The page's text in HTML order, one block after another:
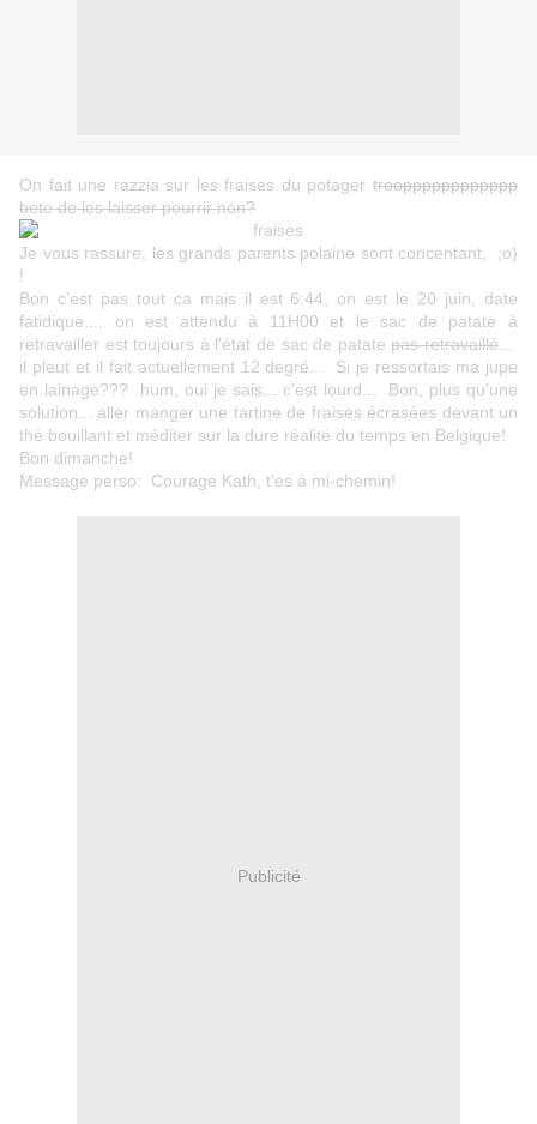
On fait une razzia sur les fraises du potager troopppppppppppp
bete de les laisser pourrir non?
Je vous rassure, les grands parents polaine sont concentant, ;o)
!
Bon c'est pas tout ca mais il est 6:44, on est le 20 juin, date
fatidique.... on est attendu à 11H00 et le sac de patate à
retravailler est toujours à l'état de sac de patatepas retravaillé
il pleut et il fait actuellement 12 degré... Si je ressortais ma jupe
en lainage??? hum, oui je sais... c'est lourd... Bon, plus qu'une
solution... aller manger une tartine de fraises écrasées devant un
thé bouillant et méditer sur la dure réalité du temps en Belgique!
Bon dimanche!
Message perso: Courage Kath, t'es à mi-chemin!
Publicité